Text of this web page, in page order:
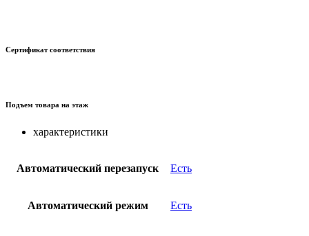
Сертификат соответствия
Подъем товара на этаж
характеристики
Автоматический перезапуск Есть
Автоматический режим Есть